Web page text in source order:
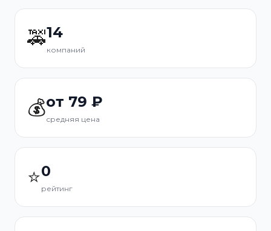
🚕14
компаний
💰от 79 ₽
средняя цена
⭐0
рейтинг